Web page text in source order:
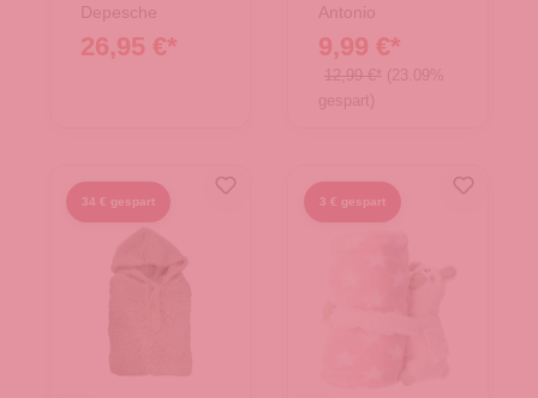
Depesche
26,95 €*
Antonio
9,99 €*
12,99 €* (23.09%
gespart)
34 € gespart 3 € gespart